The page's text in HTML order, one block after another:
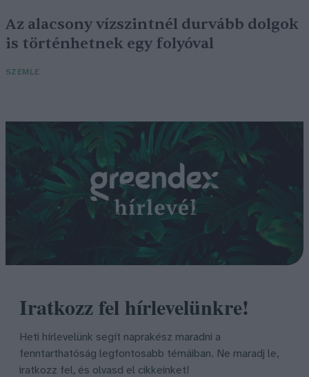
Az alacsony vízszintnél durvább dolgok
is történhetnek egy folyóval
SZEMLE
Iratkozz fel hírlevelünkre!
Heti hírlevelünk segít naprakész maradni a
fenntarthatóság legfontosabb témáiban. Ne maradj le,
iratkozz fel, és olvasd el cikkeinket!